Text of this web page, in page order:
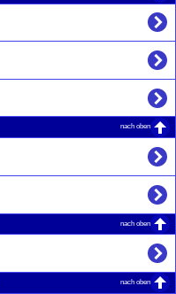
nach oben
nach oben
nach oben